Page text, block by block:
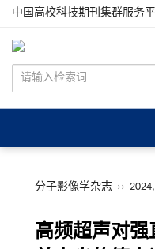
中国高校科技期刊集群服务
分子影像学杂志 ››
高频超声对